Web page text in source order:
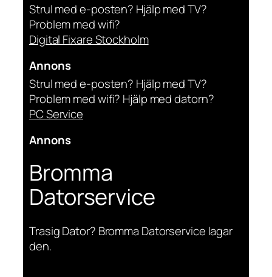
Strul med e-posten? Hjälp med TV?
Problem med wifi?
Digital Fixare Stockholm
Annons
Strul med e-posten? Hjälp med TV?
Problem med wifi? Hjälp med datorn?
PC Service
Annons
Bromma
Datorservice
Trasig Dator? Bromma Datorservice lagar
den.